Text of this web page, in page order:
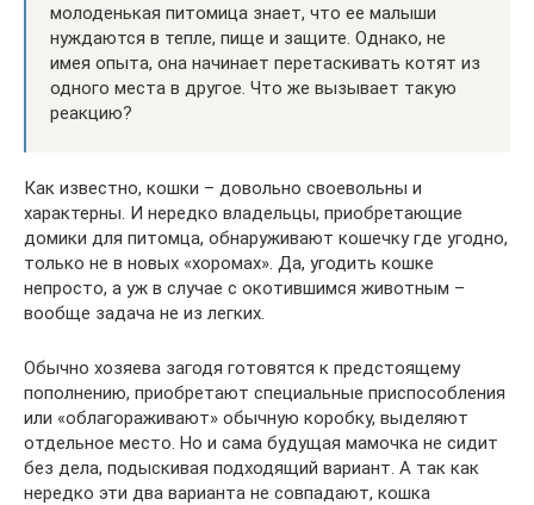
молоденькая питомица знает, что ее малыши
нуждаются в тепле, пище и защите. Однако, не
имея опыта, она начинает перетаскивать котят из
одного места в другое. Что же вызывает такую
реакцию?
Как известно, кошки – довольно своевольны и
характерны. И нередко владельцы, приобретающие
домики для питомца, обнаруживают кошечку где угодно,
только не в новых «хоромах». Да, угодить кошке
непросто, а уж в случае с окотившимся животным –
вообще задача не из легких.
Обычно хозяева загодя готовятся к предстоящему
пополнению, приобретают специальные приспособления
или «облагораживают» обычную коробку, выделяют
отдельное место. Но и сама будущая мамочка не сидит
без дела, подыскивая подходящий вариант. А так как
нередко эти два варианта не совпадают, кошка